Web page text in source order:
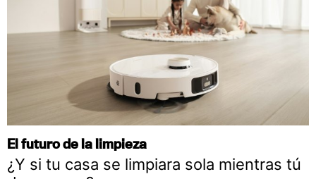
El futuro de la limpieza
¿Y si tu casa se limpiara sola mientras tú